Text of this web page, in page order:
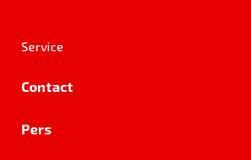
Service
Contact
Pers